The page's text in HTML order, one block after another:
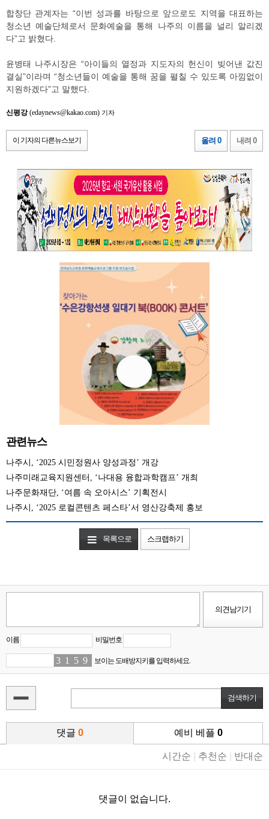
합창단 관계자는 “이번 성과를 바탕으로 앞으로도 지역을 대표하는
청소년 예술단체로서 문화예술을 통해 나주의 이름을 널리 알리겠
다”고 밝혔다.
윤병태 나주시장은 “아이들의 열정과 지도자의 헌신이 빚어낸 값진
결실”이라며 “청소년들이 예술을 통해 꿈을 펼칠 수 있도록 아낌없이
지원하겠다”고 말했다.
신평강(edaynews@kakao.com) 기자
이 기자의 다른뉴스보기 올려 0 내려 0
관련뉴스
나주시, ‘2025 시민정원사 양성과정’ 개강
나주미래교육지원센터, ‘나대용 융합과학캠프’ 개최
나주문화재단, ‘여름 속 오아시스’ 기획전시
나주시, ‘2025 로컬콘텐츠 페스타’서 영산강축제 홍보
목록으로 스크랩하기
이름 비밀번호
36 1 55 91 보이는 도배방지키를 입력하세요.
댓글 0 예비 베플 0
시간순 추천순 반대순
댓글이 없습니다.